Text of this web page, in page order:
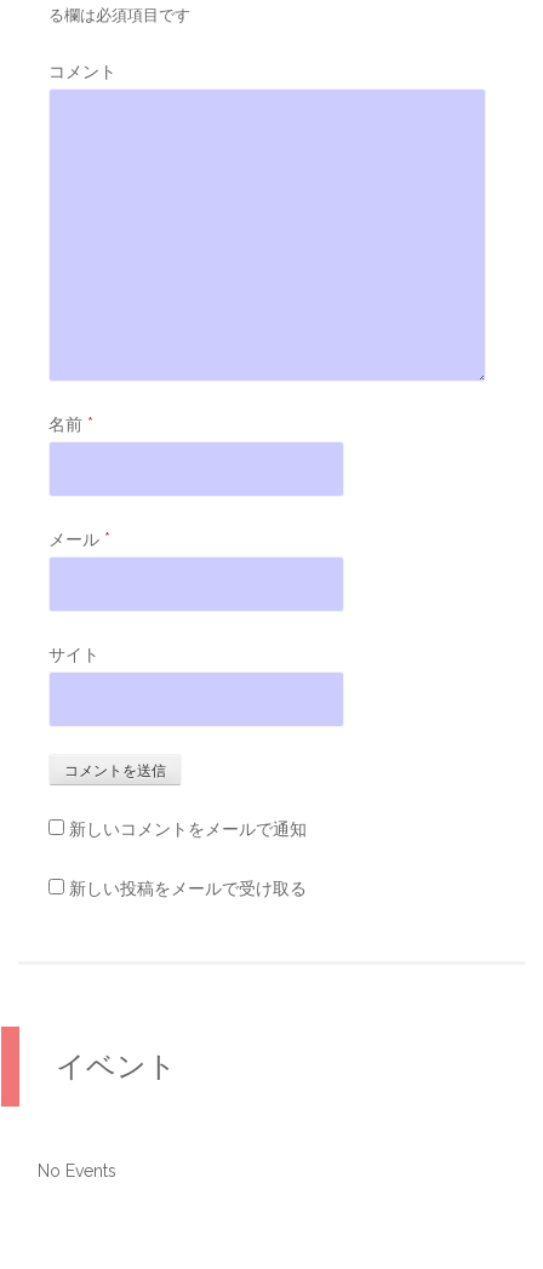
る欄は必須項目です
コメント
名前 *
メール *
サイト
新しいコメントをメールで通知
新しい投稿をメールで受け取る
イベント
No Events